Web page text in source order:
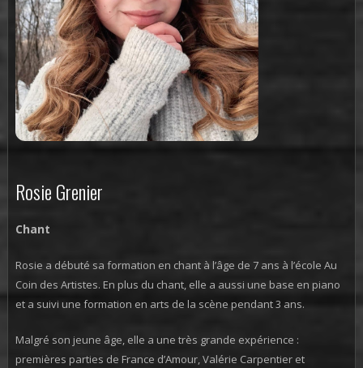
Rosie Grenier
Chant
Rosie a débuté sa formation en chant à l’âge de 7 ans à l’école Au
Coin des Artistes. En plus du chant, elle a aussi une base en piano
et a suivi une formation en arts de la scène pendant 3 ans.
Malgré son jeune âge, elle a une très grande expérience :
premières parties de France d’Amour, Valérie Carpentier et